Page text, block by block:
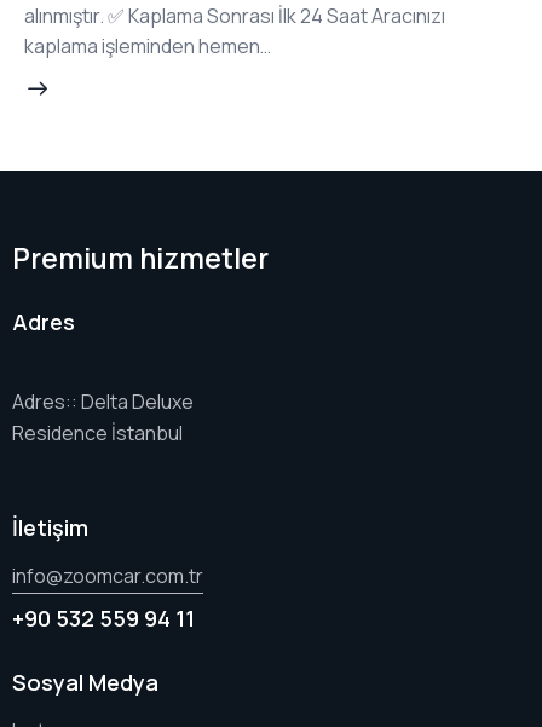
alınmıştır. ✅ Kaplama Sonrası İlk 24 Saat Aracınızı
kaplama işleminden hemen…
Premium hizmetler
Adres
Adres:: Delta Deluxe
Residence İstanbul
İletişim
info@zoomcar.com.tr
+90 532 559 94 11
Sosyal Medya